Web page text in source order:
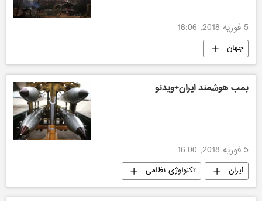
5 فوریه 2018, 16:06
جهان
بمب هوشمند ایران+ویدئو
5 فوریه 2018, 16:00
ایران تکنولوژی نظامی